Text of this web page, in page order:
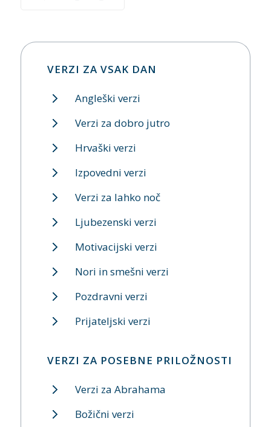
VERZI ZA VSAK DAN
Angleški verzi
Verzi za dobro jutro
Hrvaški verzi
Izpovedni verzi
Verzi za lahko noč
Ljubezenski verzi
Motivacijski verzi
Nori in smešni verzi
Pozdravni verzi
Prijateljski verzi
VERZI ZA POSEBNE PRILOŽNOSTI
Verzi za Abrahama
Božični verzi